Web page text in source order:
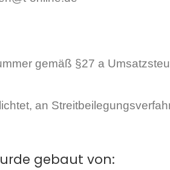
gemäß §27 a
an
gebaut von: